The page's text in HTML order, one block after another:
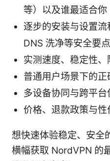
等）以及谁最适合你
逐步的安装与设置
DNS 洗净等安全要点
实测速度、稳定性
普通用户场景下的
多设备协同与跨平
价格、退款政策与性
想快速体验稳定、安全
横幅获取 NordVPN 的